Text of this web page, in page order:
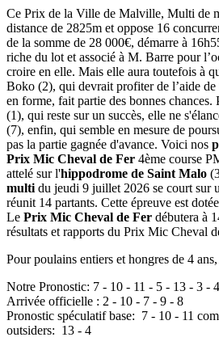
Ce Prix de la Ville de Malville, Multi de
distance de 2825m et oppose 16
de la somme de 28 000€, démarre à
riche du lot et associé à M. Barre pour
croire en elle. Mais elle aura toutefois à
Boko (2), qui devrait profiter de l’aide
en forme, fait partie des bonnes chances.
(1), qui reste sur un succès, elle ne
(7), enfin, qui semble en mesure de
pas la partie gagnée d'avance. Voici nos
Prix Mic Cheval de Fer 4ème course
attelé sur l'hippodrome de Saint Malo
multi du jeudi 9 juillet 2026 se court sur
réunit 14 partants. Cette épreuve est
Le Prix Mic Cheval de Fer débutera à
résultats et rapports du Prix Mic Cheval
Pour poulains entiers et hongres de 4
Notre Pronostic: 7 - 10 - 11 - 5 - 13 - 3 - 4
Arrivée officielle : 2 - 10 - 7 - 9 - 8
Pronostic spéculatif base: 7 - 10 - 11
outsiders: 13 - 4